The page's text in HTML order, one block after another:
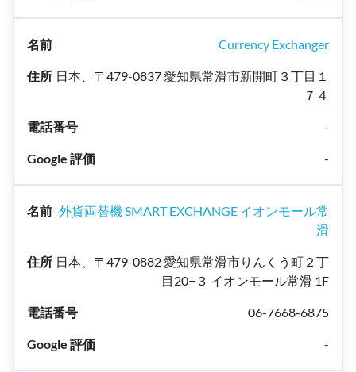
Currency Exchanger
日本、〒479-0837 愛知県常滑市新開町３丁目１
７４
-
-
外貨両替機 SMART EXCHANGE イオンモール常
滑
日本、〒479-0882 愛知県常滑市りんくう町２丁
目20−３ イオンモール常滑 1F
06-7668-6875
-